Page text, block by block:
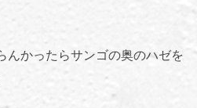
んかったらサンゴの奥のハゼを